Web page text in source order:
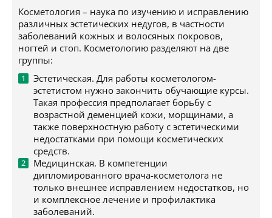
Косметология – наука по изучению и исправлению
различных эстетических недугов, в частности
заболеваний кожных и волосяных покровов,
ногтей и стоп. Косметологию разделяют на две
группы:
Эстетическая. Для работы косметологом-
эстетистом нужно закончить обучающие курсы.
Такая профессия предполагает борьбу с
возрастной деменцией кожи, морщинами, а
также поверхностную работу с эстетическими
недостатками при помощи косметических
средств.
Медицинская. В компетенции
дипломированного врача-косметолога не
только внешнее исправлением недостатков, но
и комплексное лечение и профилактика
заболеваний.